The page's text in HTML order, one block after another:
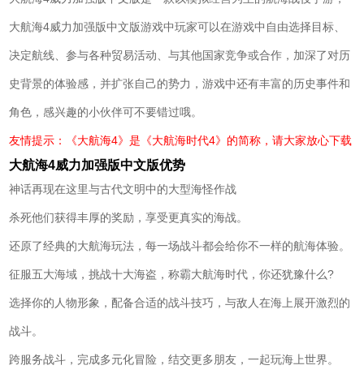
大航海4威力加强版中文版游戏中玩家可以在游戏中自由选择目标、
决定航线、参与各种贸易活动、与其他国家竞争或合作，加深了对历
史背景的体验感，并扩张自己的势力，游戏中还有丰富的历史事件和
角色，感兴趣的小伙伴可不要错过哦。
友情提示：《大航海4》是《大航海时代4》的简称，请大家放心下载
大航海4威力加强版中文版优势
神话再现在这里与古代文明中的大型海怪作战
杀死他们获得丰厚的奖励，享受更真实的海战。
还原了经典的大航海玩法，每一场战斗都会给你不一样的航海体验。
征服五大海域，挑战十大海盗，称霸大航海时代，你还犹豫什么?
选择你的人物形象，配备合适的战斗技巧，与敌人在海上展开激烈的
战斗。
跨服务战斗，完成多元化冒险，结交更多朋友，一起玩海上世界。